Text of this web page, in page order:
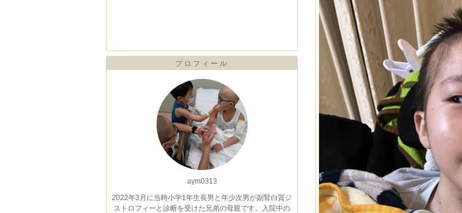
プロフィール
aym0313
2022年3月に当時小学1年生長男と年少次男が副腎白質ジ
ストロフィーと診断を受けた兄弟の母親です。入院中の